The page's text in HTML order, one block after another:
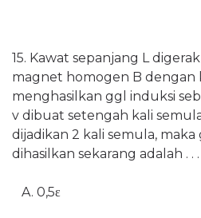
15. Kawat sepanjang L
magnet homogen B dengan
menghasilkan ggl induksi
v dibuat setengah kali
dijadikan 2 kali semula,
dihasilkan sekarang adalah . . .
A. 0,5ε